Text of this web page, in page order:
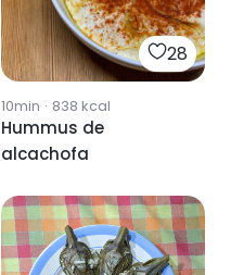
28
10min · 838 kcal
Hummus de
alcachofa